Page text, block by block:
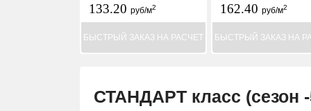
133.20 руб/м2
БЫСТРЫЙ ЗАКАЗ НА РАСЧЕТ
162.40 руб/м2
БЫСТРЫЙ ЗАКАЗ НА
СТАНДАРТ класс (сезон